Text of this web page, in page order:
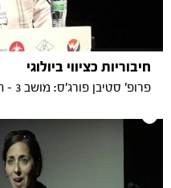
חיבוריות כציווי ביולוגי
פרופ' סטיבן פורג'ס: מושב 3 - הרצאה 2